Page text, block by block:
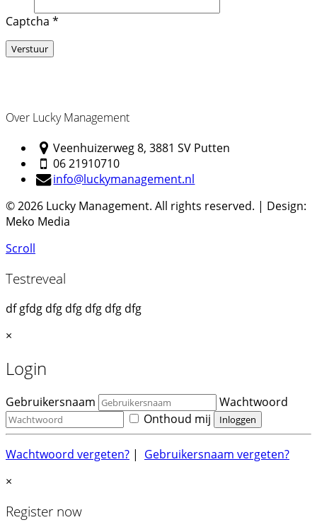
Captcha *
Verstuur
Over Lucky Management
Veenhuizerweg 8, 3881 SV Putten
06 21910710
info@luckymanagement.nl
© 2026 Lucky Management. All rights reserved. | Design:
Meko Media
Scroll
Testreveal
df gfdg dfg dfg dfg dfg dfg
×
Login
Gebruikersnaam
Wachtwoord
Onthoud mij
Wachtwoord vergeten? | Gebruikersnaam vergeten?
×
Register now